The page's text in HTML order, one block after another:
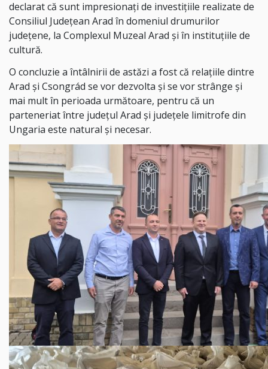
declarat că sunt impresionați de investițiile realizate de
Consiliul Județean Arad în domeniul drumurilor
județene, la Complexul Muzeal Arad și în instituțiile de
cultură.
O concluzie a întâlnirii de astăzi a fost că relațiile dintre
Arad și Csongrád se vor dezvolta și se vor strânge și
mai mult în perioada următoare, pentru că un
parteneriat între județul Arad și județele limitrofe din
Ungaria este natural și necesar.